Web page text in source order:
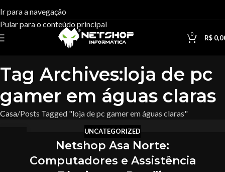
Ir para a navegação
Pular para o conteúdo principal
0 R$
Tag Archives:loja de pc
gamer em águas claras
Casa Posts Tagged "loja de pc gamer em águas claras"
UNCATEGORIZED
Netshop Asa Norte:
Computadores e Assistência